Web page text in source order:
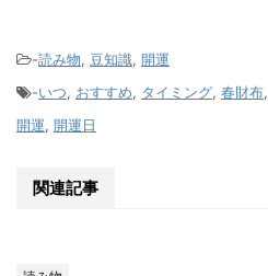
-読み物, 豆知識, 開運
-いつ, おすすめ, タイミング, 春財布,
開運, 開運日
関連記事